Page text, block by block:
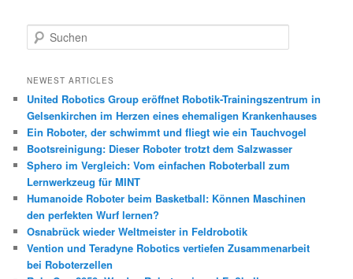
u
h
n
NEWEST ARTICLES
United Robotics Group eröffnet Robotik-Trainingszentrum in
Gelsenkirchen im Herzen eines ehemaligen Krankenhauses
Ein Roboter, der schwimmt und fliegt wie ein Tauchvogel
Bootsreinigung: Dieser Roboter trotzt dem Salzwasser
Sphero im Vergleich: Vom einfachen Roboterball zum
Lernwerkzeug für MINT
Humanoide Roboter beim Basketball: Können Maschinen
den perfekten Wurf lernen?
Osnabrück wieder Weltmeister in Feldrobotik
Vention und Teradyne Robotics vertiefen Zusammenarbeit
bei Roboterzellen